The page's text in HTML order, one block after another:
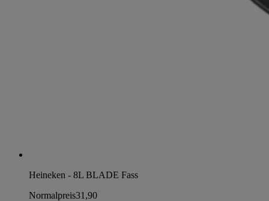
Heineken - 8L BLADE Fass
Normalpreis31,90